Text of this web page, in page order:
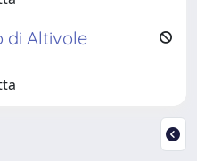
di Altivole